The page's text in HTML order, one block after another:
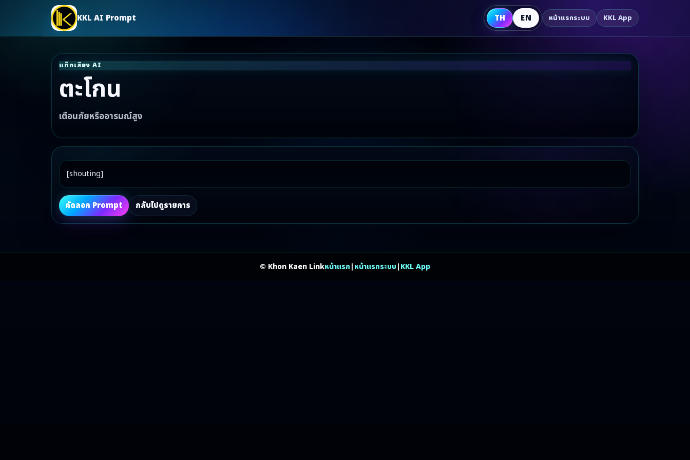
KKL AI Prompt TH EN หน้าแรกระบบ KKL App
แท็กเสียง AI
ตะโกน
เตือนภัยหรืออารมณ์สูง
[shouting]
คัดลอก Prompt กลับไปดูรายการ
© Khon Kaen Linkหน้าแรก|หน้าแรกระบบ|KKL App